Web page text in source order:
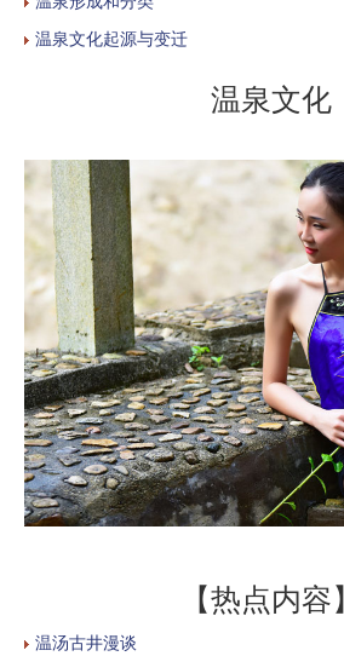
温泉文化起源与变迁
温泉文化
【热点内容】
温汤古井漫谈